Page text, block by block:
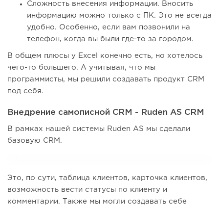
Сложность внесения информации. Вносить
информацию можно только с ПК. Это не всегда
удобно. Особенно, если вам позвонили на
телефон, когда вы были где-то за городом.
В общем плюсы у Excel конечно есть, но хотелось
чего-то большего. А учитывая, что мы
программисты, мы решили создавать продукт CRM
под себя.
Внедрение самописной CRM - Ruden AS CRM
В рамках нашей системы Ruden AS мы сделали
базовую CRM.
Это, по сути, таблица клиентов, карточка клиентов,
возможность вести статусы по клиенту и
комментарии. Также мы могли создавать себе